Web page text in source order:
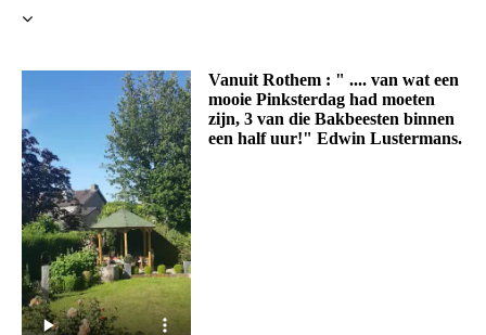
Vanuit Rothem : " .... van wat een
mooie Pinksterdag had moeten
zijn, 3 van die Bakbeesten binnen
een half uur!" Edwin Lustermans.